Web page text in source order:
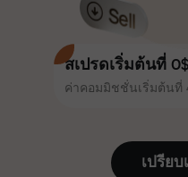
สเปรดเริ่มต้นที่
ค่าคอมมิชชั่นเริ่มต้นที่
โลกของการเทร
สร้างแรงบันดาลใ
หมายที่ทะเยอทะย
คนสามารถรับ
หรือทริปในฝัน เพี
เปรียบ